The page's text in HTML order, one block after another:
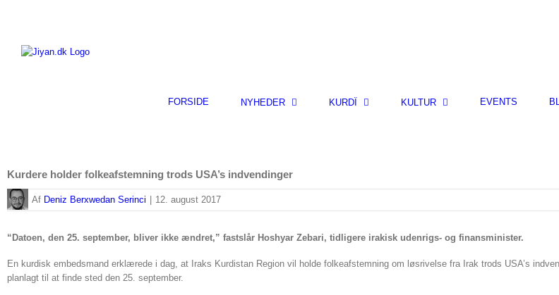
FORSIDE NYHEDER KURDÎ KULTUR EVENTS
Kurdere holder folkeafstemning trods USA’s indvendinger
By Deniz Berxwedan Serinci 12. august 2017
“Datoen, den 25. september, bliver ikke ændret,” fastslår Hoshyar Zebari, tidligere irakisk udenrigs- og finansminister.
En kurdisk embedsmand erklærede i dag, at Iraks Kurdistan Region vil holde folkeafstemning om løsrivelse fra Irak trods USA’s
planlagt til at finde sted den 25. september.